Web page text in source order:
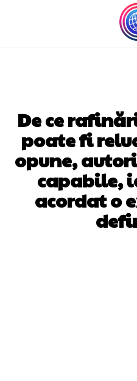
De ce
poate fi
opune,
capabile,
acordat o